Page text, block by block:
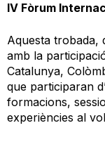
IV Fòrum
Aquesta trobada,
amb la
Catalunya,
que participaran
formacions,
experiències al